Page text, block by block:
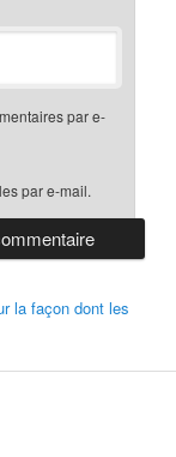
par e-
par e-mail.
la façon dont les